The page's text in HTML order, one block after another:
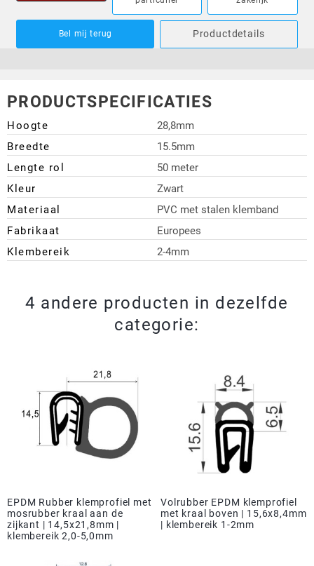
Bel mij terug Productdetails
PRODUCTSPECIFICATIES
Hoogte
28,8mm
Breedte
15.5mm
Lengte rol
50 meter
Kleur
Zwart
Materiaal
PVC met stalen klemband
Fabrikaat
Europees
Klembereik
2-4mm
4 andere producten in dezelfde
categorie:
EPDM Rubber klemprofiel met
mosrubber kraal aan de
zijkant | 14,5x21,8mm |
klembereik 2,0-5,0mm
Volrubber EPDM klemprofiel
met kraal boven | 15,6x8,4mm
| klembereik 1-2mm